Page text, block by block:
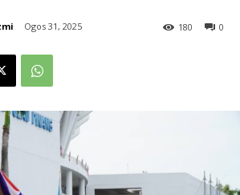
Ogos 31, 2025 0
180